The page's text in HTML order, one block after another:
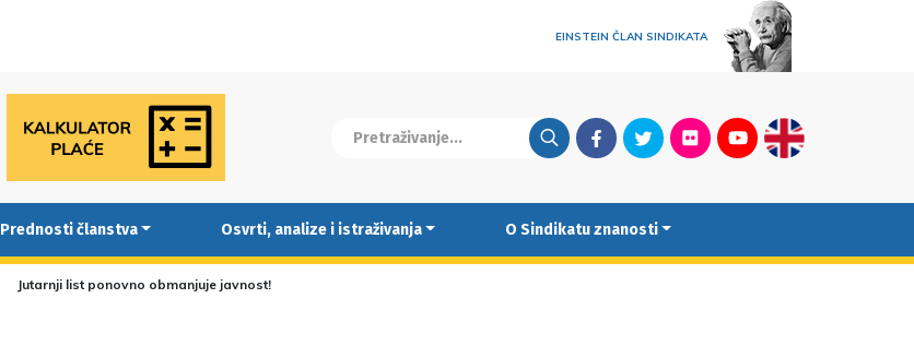
EINSTEIN ČLAN SINDIKATA
FacebookTwitterFlickrYoutubeEnglish
Prednosti članstva Osvrti, analize i istraživanja O Sindikatu znanosti
Jutarnji list ponovno obmanjuje javnost!